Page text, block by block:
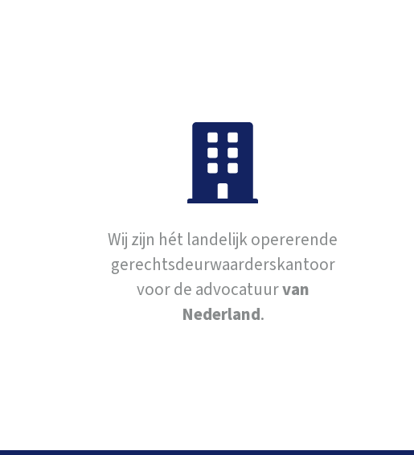
Wij zijn hét landelijk opererende
gerechtsdeurwaarderskantoor
voor de advocatuurvan
Nederland.